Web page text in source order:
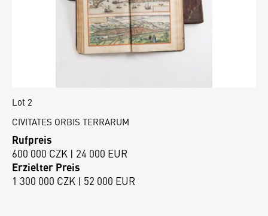
Lot 2
CIVITATES ORBIS TERRARUM
Rufpreis
600 000 CZK | 24 000 EUR
Erzielter Preis
1 300 000 CZK | 52 000 EUR